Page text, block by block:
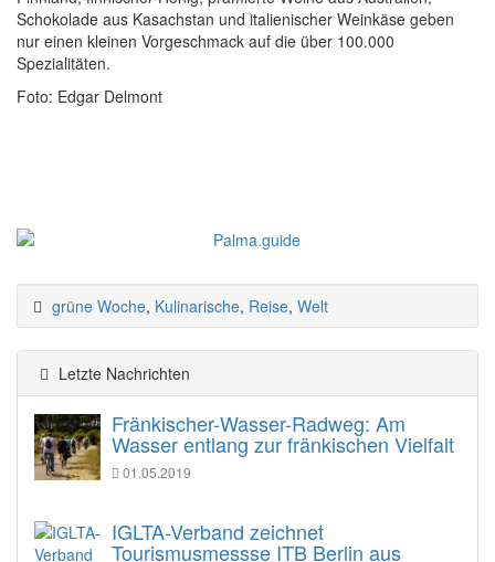
Schokolade aus Kasachstan und italienischer Weinkäse geben
nur einen kleinen Vorgeschmack auf die über 100.000
Spezialitäten.
Foto: Edgar Delmont
grüne Woche, Kulinarische, Reise, Welt
Letzte Nachrichten
Fränkischer-Wasser-Radweg: Am
Wasser entlang zur fränkischen Vielfalt
01.05.2019
IGLTA-Verband zeichnet
Tourismusmessse ITB Berlin aus